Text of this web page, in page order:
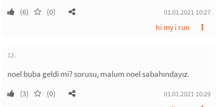
(6) (0) 01.01.2021 10:27
hi my i run
12.
noel buba geldi mi? sorusu, malum noel sabahındayız.
(3) (0) 01.01.2021 10:29